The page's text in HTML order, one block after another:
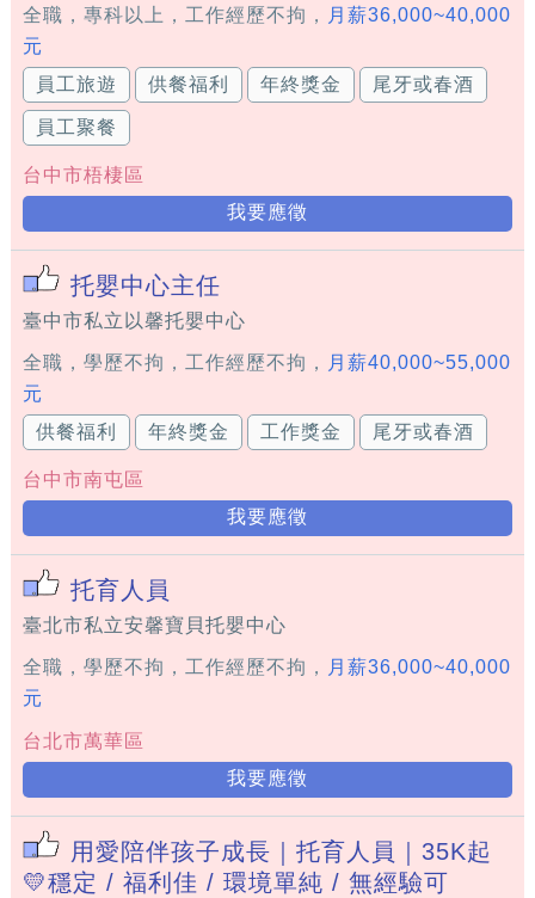
全職，專科以上，工作經歷不拘，
月薪36,000~40,000
元
員工旅遊
供餐福利 年終獎金 尾牙或春酒
員工聚餐
台中市梧棲區
我要應徵
托嬰中心主任
臺中市私立以馨托嬰中心
全職，學歷不拘，工作經歷不拘，
月薪40,000~55,000
元
供餐福利
年終獎金 工作獎金 尾牙或春酒
台中市南屯區
我要應徵
托育人員
臺北市私立安馨寶貝托嬰中心
全職，學歷不拘，工作經歷不拘，
月薪36,000~40,000
元
台北市萬華區
我要應徵
用愛陪伴孩子成長｜托育人員｜35K起
💛穩定 / 福利佳 / 環境單純 / 無經驗可